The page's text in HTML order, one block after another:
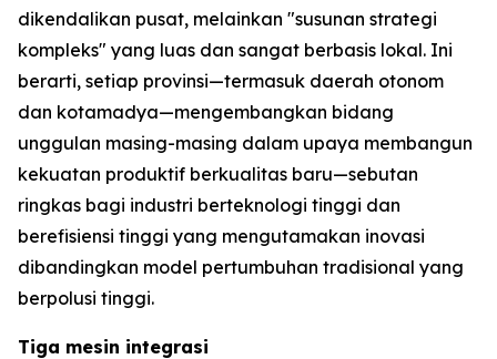
dikendalikan pusat, melainkan "susunan strategi
kompleks" yang luas dan sangat berbasis lokal. Ini
berarti, setiap provinsi—termasuk daerah otonom
dan kotamadya—mengembangkan bidang
unggulan masing-masing dalam upaya membangun
kekuatan produktif berkualitas baru—sebutan
ringkas bagi industri berteknologi tinggi dan
berefisiensi tinggi yang mengutamakan inovasi
dibandingkan model pertumbuhan tradisional yang
berpolusi tinggi.
Tiga mesin integrasi